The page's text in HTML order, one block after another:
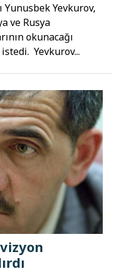
Yevkurov,
ve Rusya
okunacağı
Yevkurov...